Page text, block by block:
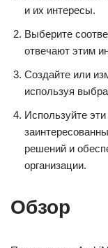
и их интересы.
Выберите
отвечают этим
Создайте или
используя
Используйте
решений и
организации.
Обзор